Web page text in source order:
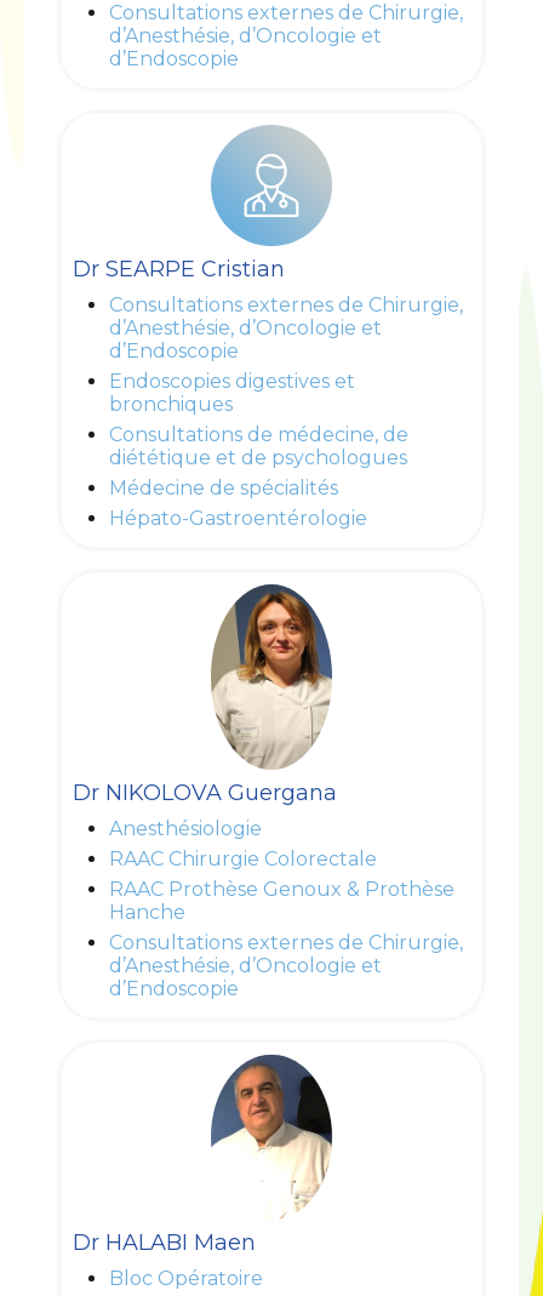
Consultations externes de Chirurgie,
d’Anesthésie, d’Oncologie et
d’Endoscopie
Dr SEARPE Cristian
Consultations externes de Chirurgie,
d’Anesthésie, d’Oncologie et
d’Endoscopie
Endoscopies digestives et
bronchiques
Consultations de médecine, de
diététique et de psychologues
Médecine de spécialités
Hépato-Gastroentérologie
Dr NIKOLOVA Guergana
Anesthésiologie
RAAC Chirurgie Colorectale
RAAC Prothèse Genoux & Prothèse
Hanche
Consultations externes de Chirurgie,
d’Anesthésie, d’Oncologie et
d’Endoscopie
Dr HALABI Maen
Bloc Opératoire